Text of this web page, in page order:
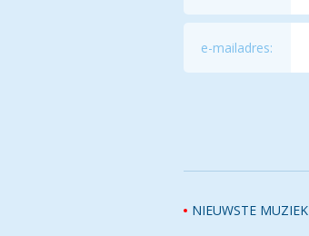
e-mailadres:
NIEUWSTE MUZIEK